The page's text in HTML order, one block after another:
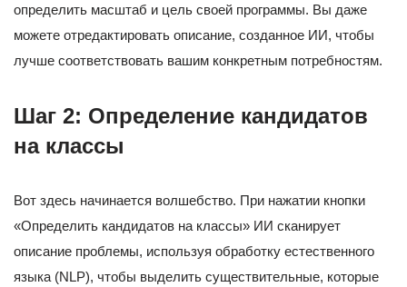
определить масштаб и цель своей программы. Вы даже
можете отредактировать описание, созданное ИИ, чтобы
лучше соответствовать вашим конкретным потребностям.
Шаг 2: Определение кандидатов
на классы
Вот здесь начинается волшебство. При нажатии кнопки
«Определить кандидатов на классы» ИИ сканирует
описание проблемы, используя обработку естественного
языка (NLP), чтобы выделить существительные, которые